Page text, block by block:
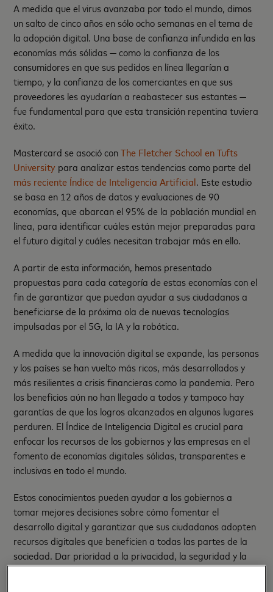
A medida que el virus avanzaba por todo el mundo, dimos
un salto de cinco años en sólo ocho semanas en el tema de
la adopción digital. Una base de confianza infundida en las
economías más sólidas — como la confianza de los
consumidores en que sus pedidos en línea llegarían a
tiempo, y la confianza de los comerciantes en que sus
proveedores les ayudarían a reabastecer sus estantes —
fue fundamental para que esta transición repentina tuviera
éxito.
Mastercard se asoció conThe Fletcher School en Tufts
University para analizar estas tendencias como parte del
más reciente Índice de Inteligencia Artificial. Este estudio
se basa en 12 años de datos y evaluaciones de 90
economías, que abarcan el 95% de la población mundial en
línea, para identificar cuáles están mejor preparadas para
el futuro digital y cuáles necesitan trabajar más en ello.
A partir de esta información, hemos presentado
propuestas para cada categoría de estas economías con el
fin de garantizar que puedan ayudar a sus ciudadanos a
beneficiarse de la próxima ola de nuevas tecnologías
impulsadas por el 5G, la IA y la robótica.
A medida que la innovación digital se expande, las personas
y los países se han vuelto más ricos, más desarrollados y
más resilientes a crisis financieras como la pandemia. Pero
los beneficios aún no han llegado a todos y tampoco hay
garantías de que los logros alcanzados en algunos lugares
perduren. El Índice de Inteligencia Digital es crucial para
enfocar los recursos de los gobiernos y las empresas en el
fomento de economías digitales sólidas, transparentes e
inclusivas en todo el mundo.
Estos conocimientos pueden ayudar a los gobiernos a
tomar mejores decisiones sobre cómo fomentar el
desarrollo digital y garantizar que sus ciudadanos adopten
recursos digitales que beneficien a todas las partes de la
sociedad. Dar prioridad a la privacidad, la seguridad y la
responsabilidad debería ayudar a crear confianza en todos